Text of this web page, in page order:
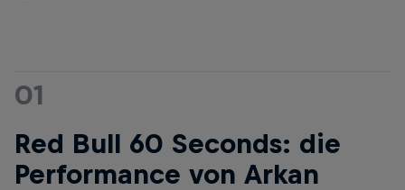
01
Red Bull 60 Seconds: die
Performance von Arkan